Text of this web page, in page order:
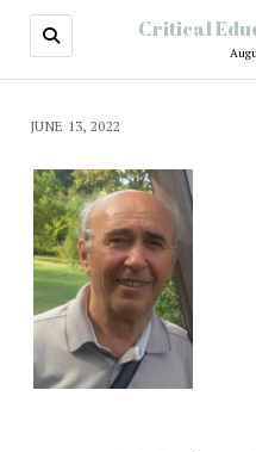
Critical
JUNE 13, 2022